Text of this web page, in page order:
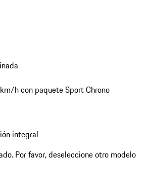
h con paquete Sport Chrono
integral
Por favor, deseleccione otro modelo